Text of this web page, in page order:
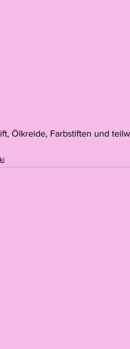
Ölkreide, Farbstiften und